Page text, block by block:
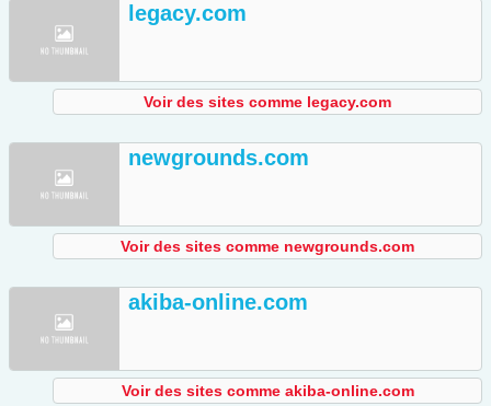
legacy.com
Voir des sites comme legacy.com
newgrounds.com
Voir des sites comme newgrounds.com
akiba-online.com
Voir des sites comme akiba-online.com